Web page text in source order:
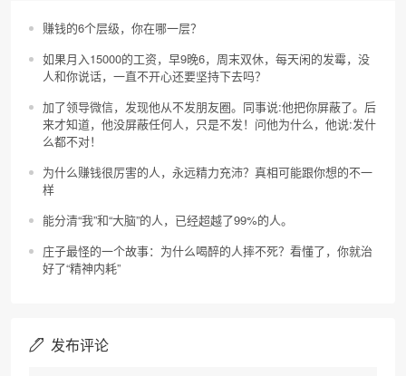
赚钱的6个层级，你在哪一层？
如果月入15000的工资，早9晚6，周末双休，每天闲的发霉，没
人和你说话，一直不开心还要坚持下去吗？
加了领导微信，发现他从不发朋友圈。同事说:他把你屏蔽了。后
来才知道，他没屏蔽任何人，只是不发！问他为什么，他说:发什
么都不对！
为什么赚钱很厉害的人，永远精力充沛？真相可能跟你想的不一
样
能分清“我”和“大脑”的人，已经超越了99%的人。
庄子最怪的一个故事：为什么喝醉的人摔不死？看懂了，你就治
好了“精神内耗”
发布评论